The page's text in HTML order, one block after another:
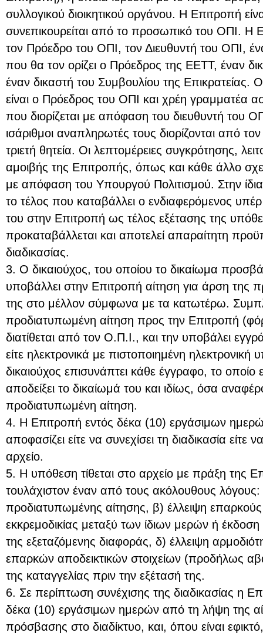
συλλογικού διοικητικού οργάνου. Η Επιτροπή
συνεπικουρείται από το προσωπικό του ΟΠΙ. Η
τον Πρόεδρο του ΟΠΙ, τον Διευθυντή του ΟΠΙ,
που θα τον ορίζει ο Πρόεδρος της ΕΕΤΤ, έναν
έναν δικαστή του Συμβουλίου της Επικρατείας.
είναι ο Πρόεδρος του ΟΠΙ και χρέη γραμματέα
που διορίζεται με απόφαση του διευθυντή του
ισάριθμοι αναπληρωτές τους διορίζονται από
τριετή θητεία. Οι λεπτομέρειες συγκρότησης,
αμοιβής της Επιτροπής, όπως και κάθε άλλο
με απόφαση του Υπουργού Πολιτισμού. Στην
το τέλος που καταβάλλει ο ενδιαφερόμενος
του στην Επιτροπή ως τέλος εξέτασης της
προκαταβάλλεται και αποτελεί απαραίτητη
διαδικασίας.
3. Ο δικαιούχος, του οποίου το δικαίωμα
υποβάλλει στην Επιτροπή αίτηση για άρση της
της στο μέλλον σύμφωνα με τα κατωτέρω.
προδιατυπωμένη αίτηση προς την Επιτροπή
διατίθεται από τον Ο.Π.Ι., και την υποβάλει
είτε ηλεκτρονικά με πιστοποιημένη
δικαιούχος επισυνάπτει κάθε έγγραφο, το οποίο
αποδείξει το δικαίωμά του και ιδίως, όσα
προδιατυπωμένη αίτηση.
4. Η Επιτροπή εντός δέκα (10) εργάσιμων
αποφασίζει είτε να συνεχίσει τη διαδικασία είτε
αρχείο.
5. Η υπόθεση τίθεται στο αρχείο με πράξη της
τουλάχιστον έναν από τους ακόλουθους
προδιατυπωμένης αίτησης, β) έλλειψη
εκκρεμοδικίας μεταξύ των ίδιων μερών ή
της εξεταζόμενης διαφοράς, δ) έλλειψη
επαρκών αποδεικτικών στοιχείων (προδήλως
της καταγγελίας πριν την εξέτασή της.
6. Σε περίπτωση συνέχισης της διαδικασίας η
δέκα (10) εργάσιμων ημερών από τη λήψη της
πρόσβασης στο διαδίκτυο, και, όπου είναι